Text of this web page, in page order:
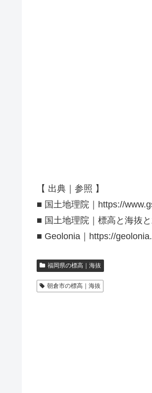
【 出典｜参照 】
■ 国土地理院｜https://
■ 国土地理院｜標高と海抜
■ Geolonia｜https://
福岡県の標高｜海抜
朝倉市の標高｜海抜